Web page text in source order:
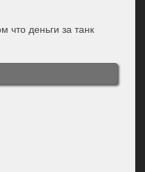
что деньги за танк